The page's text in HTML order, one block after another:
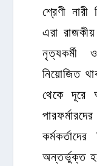
শ্রেণী
এরা
নৃত্যকর্মী ও
নিয়োজিত
থেকে দূরে
অন্তর্ভুক্ত